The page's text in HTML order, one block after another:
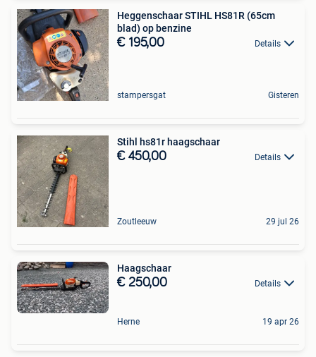
Heggenschaar STIHL HS81R (65cm
blad) op benzine
€ 195,00 Details
stampersgat Gisteren
Stihl hs81r haagschaar
€ 450,00 Details
Zoutleeuw 29 jul 26
Haagschaar
€ 250,00 Details
Herne 19 apr 26